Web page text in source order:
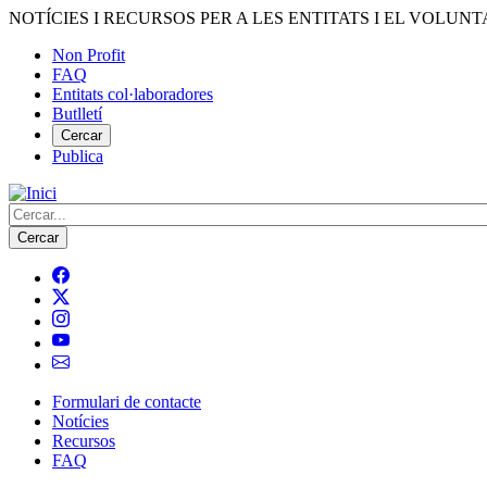
Vés
contingut
NOTÍCIES I RECURSOS PER A LES ENTITATS I EL
Menú
del
compte
d'usuari
Non Profit
FAQ
Entitats col·laboradores
Butlletí
Cercar
Publica
Cerca
Navegació
principal
Formulari de contacte
Notícies
Recursos
FAQ